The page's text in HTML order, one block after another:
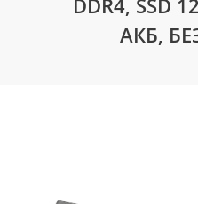
DDR4, SSD
АКБ,